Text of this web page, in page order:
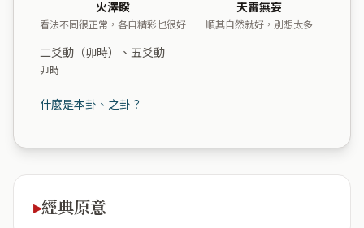
火澤睽
看法不同很正常，各自精彩也很好
天雷無妄
順其自然就好，別想太多
二爻動（卯時）、五爻動
卯時
什麼是本卦、之卦？
經典原意